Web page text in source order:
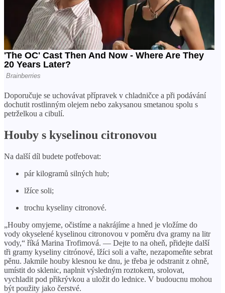
Doporučuje se uchovávat přípravek v chladničce a při podávání
dochutit rostlinným olejem nebo zakysanou smetanou spolu s
petrželkou a cibulí.
Houby s kyselinou citronovou
Na další díl budete potřebovat:
pár kilogramů silných hub;
lžíce soli;
trochu kyseliny citronové.
„Houby omyjeme, očistíme a nakrájíme a hned je vložíme do
vody okyselené kyselinou citronovou v poměru dva gramy na litr
vody,“ říká Marina Trofimová. — Dejte to na oheň, přidejte další
tři gramy kyseliny citrónové, lžíci soli a vařte, nezapomeňte sebrat
pěnu. Jakmile houby klesnou ke dnu, je třeba je odstranit z ohně,
umístit do sklenic, naplnit výsledným roztokem, srolovat,
vychladit pod přikrývkou a uložit do lednice. V budoucnu mohou
být použity jako čerstvé.